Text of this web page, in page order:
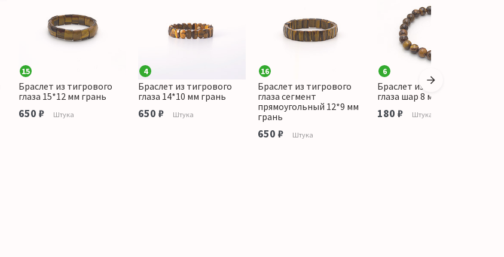
15
Браслет из тигрового
глаза 15*12 мм грань
650 ₽ Штука
4
Браслет из тигрового
глаза 14*10 мм грань
650 ₽ Штука
16
Браслет из тигрового
глаза сегмент
прямоугольный 12*9 мм
грань
650 ₽ Штука
6
Браслет из тигрового
глаза шар 8 мм
180 ₽ Штука